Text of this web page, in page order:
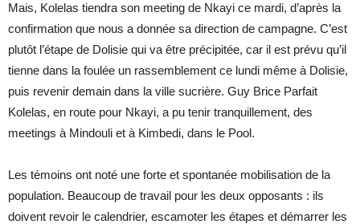
Mais, Kolelas tiendra son meeting de Nkayi ce mardi, d’après la
confirmation que nous a donnée sa direction de campagne. C’est
plutôt l’étape de Dolisie qui va être précipitée, car il est prévu qu’il
tienne dans la foulée un rassemblement ce lundi même à Dolisie,
puis revenir demain dans la ville sucrière. Guy Brice Parfait
Kolelas, en route pour Nkayi, a pu tenir tranquillement, des
meetings à Mindouli et à Kimbedi, dans le Pool.
Les témoins ont noté une forte et spontanée mobilisation de la
population. Beaucoup de travail pour les deux opposants : ils
doivent revoir le calendrier, escamoter les étapes et démarrer les